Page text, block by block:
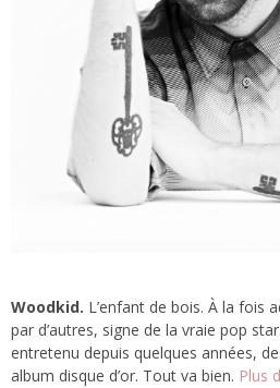
Woodkid. L’enfant de bois. À la fois
par d’autres, signe de la vraie pop
entretenu depuis quelques années,
album disque d’or. Tout va bien. Plus